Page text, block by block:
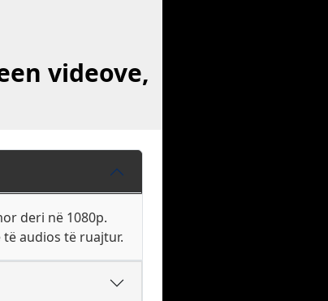
videove,
deri në 1080p.
audios të ruajtur.